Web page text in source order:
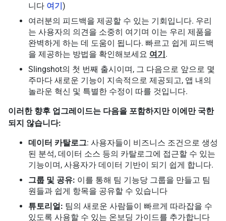
니다 여기)
여러분의 피드백을 제공할 수 있는 기회입니다. 우리
는 사용자의 의견을 소중히 여기며 이는 우리 제품을
완벽하게 하는 데 도움이 됩니다. 빠르고 쉽게 피드백
을 제공하는 방법을 확인해보세요 여기.
Slingshot의 첫 번째 출시이며, 그 다음으로 앞으로 몇
주마다 새로운 기능이 지속적으로 제공되고, 앱 내의
놀라운 혁신 및 특별한 수정이 따를 것입니다.
이러한 향후 업그레이드는 다음을 포함하지만 이에만 국한
되지 않습니다:
데이터 카탈로그: 사용자들이 비즈니스 조건으로 생성
된 분석, 데이터 소스 등의 카탈로그에 접근할 수 있는
기능이며, 사용자가 데이터 기반이 되기 쉽게 합니다.
그룹 및 공유: 이를 통해 팀 기능당 그룹을 만들고 팀
원들과 쉽게 항목을 공유할 수 있습니다
튜토리얼: 팀의 새로운 사람들이 빠르게 따라잡을 수
있도록 사용할 수 있는 온보딩 가이드를 추가합니다